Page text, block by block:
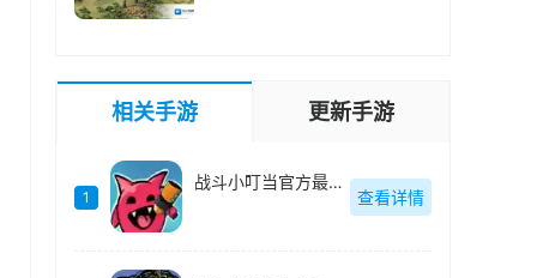
相关手游 更新手游
1
战斗小叮当官方最新版
查看详情